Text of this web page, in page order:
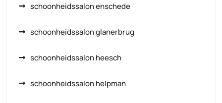
schoonheidssalon enschede
schoonheidssalon glanerbrug
schoonheidssalon heesch
schoonheidssalon helpman